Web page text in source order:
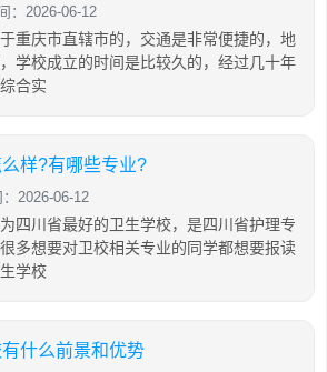
：2026-06-12
重庆市直辖市的，交通是非常便捷的，地
学校成立的时间是比较久的，经过几十年
合实
样?有哪些专业?
2026-06-12
四川省最好的卫生学校，是四川省护理专
多想要对卫校相关专业的同学都想要报读
学校
什么前景和优势